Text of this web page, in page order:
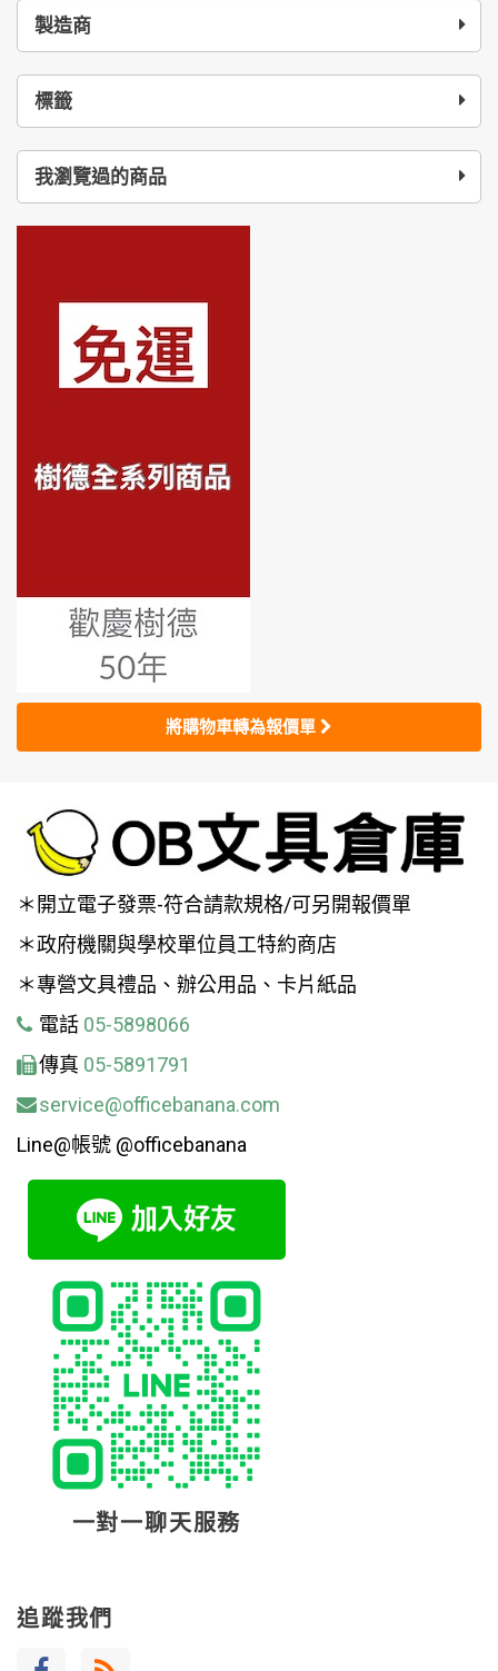
製造商
標籤
我瀏覽過的商品
將購物車轉為報價單
＊開立電子發票-符合請款規格/可另開報價單
＊政府機關與學校單位員工特約商店
＊專營文具禮品、辦公用品、卡片紙品
電話 05-5898066
傳真 05-5891791
service@officebanana.com
Line@帳號 @officebanana
一對一聊天服務
追蹤我們